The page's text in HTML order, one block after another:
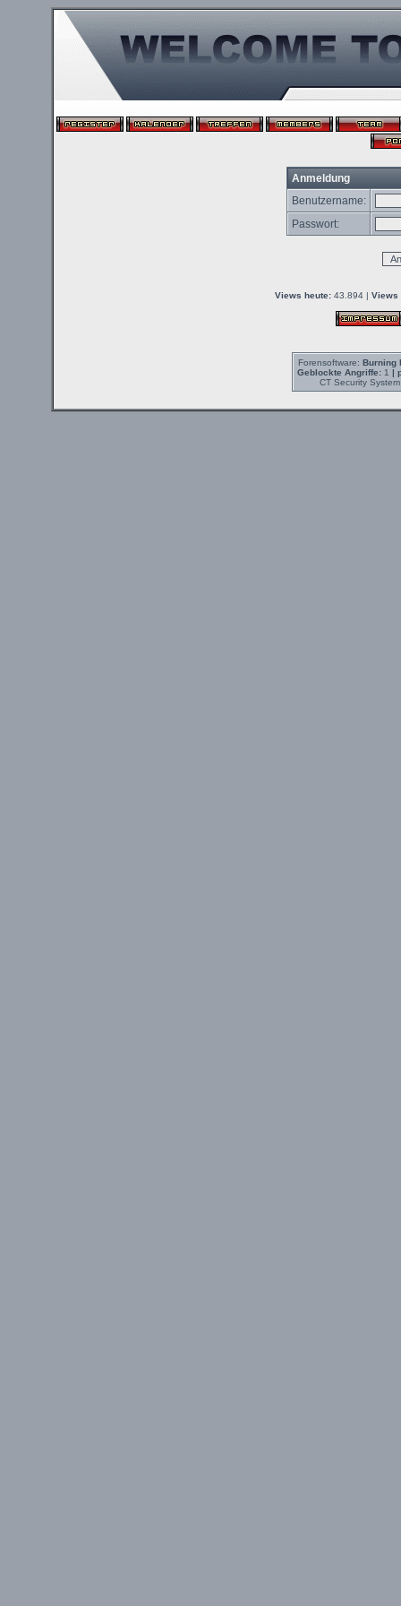
Anmeldung
Benutzername:
Passwort:
Views heute: 43.894 | Views
Forensoftware: Burning
Geblockte Angriffe:1 |
CT Security